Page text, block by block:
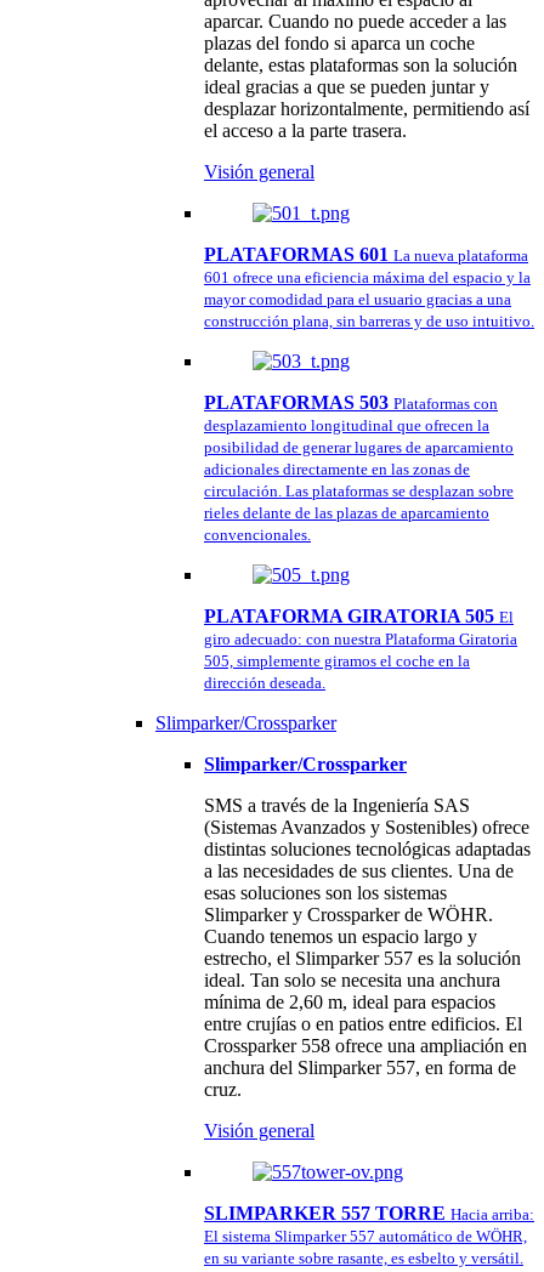
aparcar. Cuando no puede acceder a las
plazas del fondo si aparca un coche
delante, estas plataformas son la solución
ideal gracias a que se pueden juntar y
desplazar horizontalmente, permitiendo así
el acceso a la parte trasera.
Visión general
PLATAFORMAS 601 La nueva plataforma
601 ofrece una eficiencia máxima del espacio y la
mayor comodidad para el usuario gracias a una
construcción plana, sin barreras y de uso intuitivo.
PLATAFORMAS 503 Plataformas con
desplazamiento longitudinal que ofrecen la
posibilidad de generar lugares de aparcamiento
adicionales directamente en las zonas de
circulación. Las plataformas se desplazan sobre
rieles delante de las plazas de aparcamiento
convencionales.
PLATAFORMA GIRATORIA 505 El
giro adecuado: con nuestra Plataforma Giratoria
505, simplemente giramos el coche en la
dirección deseada.
Slimparker/Crossparker
Slimparker/Crossparker
SMS a través de la Ingeniería SAS
(Sistemas Avanzados y Sostenibles) ofrece
distintas soluciones tecnológicas adaptadas
a las necesidades de sus clientes. Una de
esas soluciones son los sistemas
Slimparker y Crossparker de WÖHR.
Cuando tenemos un espacio largo y
estrecho, el Slimparker 557 es la solución
ideal. Tan solo se necesita una anchura
mínima de 2,60 m, ideal para espacios
entre crujías o en patios entre edificios. El
Crossparker 558 ofrece una ampliación en
anchura del Slimparker 557, en forma de
cruz.
Visión general
SLIMPARKER 557 TORRE Hacia arriba:
El sistema Slimparker 557 automático de WÖHR,
en su variante sobre rasante, es esbelto y versátil.